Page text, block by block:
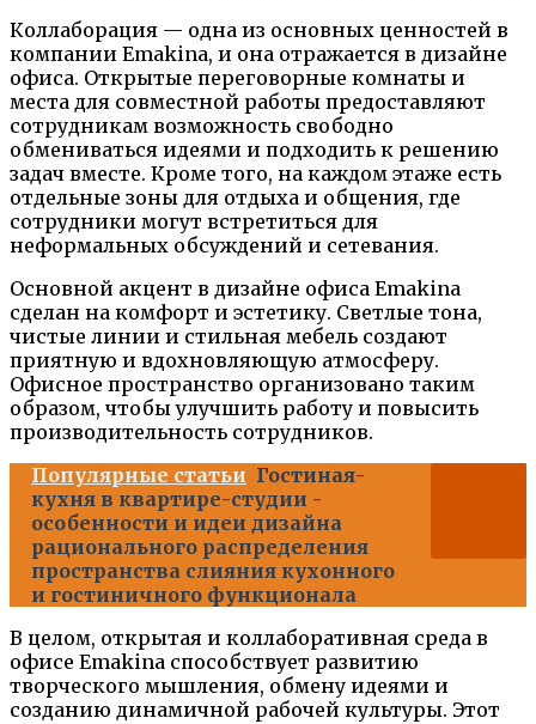
Коллаборация — одна из основных ценностей в
компании Emakina, и она отражается в дизайне
офиса. Открытые переговорные комнаты и
места для совместной работы предоставляют
сотрудникам возможность свободно
обмениваться идеями и подходить к решению
задач вместе. Кроме того, на каждом этаже есть
отдельные зоны для отдыха и общения, где
сотрудники могут встретиться для
неформальных обсуждений и сетевания.
Основной акцент в дизайне офиса Emakina
сделан на комфорт и эстетику. Светлые тона,
чистые линии и стильная мебель создают
приятную и вдохновляющую атмосферу.
Офисное пространство организовано таким
образом, чтобы улучшить работу и повысить
производительность сотрудников.
Популярные статьи Гостиная-
кухня в квартире-студии -
особенности и идеи дизайна
рационального распределения
пространства слияния кухонного
и гостиничного функционала
В целом, открытая и коллаборативная среда в
офисе Emakina способствует развитию
творческого мышления, обмену идеями и
созданию динамичной рабочей культуры. Этот